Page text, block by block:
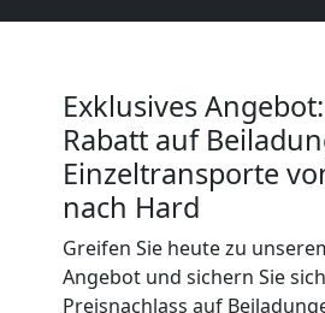
Exklusives
Rabatt auf
Einzeltransporte
nach Hard
Greifen Sie heute zu
Angebot und sichern Sie
Preisnachlass auf
National
Beiladung
International
Internationaler